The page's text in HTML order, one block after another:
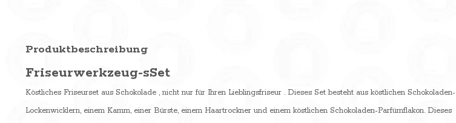
Produktbeschreibung
Friseurwerkzeug-sSet
Köstliches Friseurset aus Schokolade , nicht nur für Ihren Lieblingsfriseur . Dieses Set besteht aus köstlichen Schokoladen-
Lockenwicklern, einem Kamm, einer Bürste, einem Haartrockner und einem köstlichen Schokoladen-Parfümflakon. Dieses